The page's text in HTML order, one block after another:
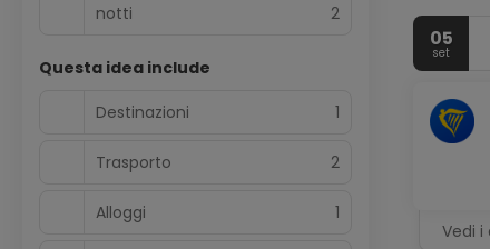
05
set
Vedi
notti 2
Questa idea include
Destinazioni
1
Trasporto 2
Alloggi 1